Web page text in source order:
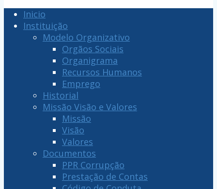
Inicio
Instituição
Modelo Organizativo
Orgãos Sociais
Organigrama
Recursos Humanos
Emprego
Historial
Missão Visão e Valores
Missão
Visão
Valores
Documentos
PPR Corrupção
Prestação de Contas